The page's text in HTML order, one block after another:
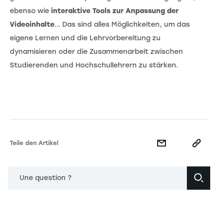
ebenso wie interaktive Tools zur Anpassung der
Videoinhalte... Das sind alles Möglichkeiten, um das
eigene Lernen und die Lehrvorbereitung zu
dynamisieren oder die Zusammenarbeit zwischen
Studierenden und Hochschullehrern zu stärken.
Teile den Artikel
Une question ?